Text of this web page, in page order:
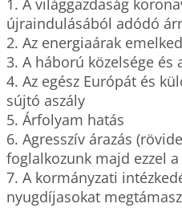
újraindulásából adódó
2. Az energiaárak
3. A háború közelsége és
4. Az egész Európát és
sújtó aszály
5. Árfolyam hatás
6. Agresszív árazás
foglalkozunk majd ezzel
7. A kormányzati
nyugdíjasokat